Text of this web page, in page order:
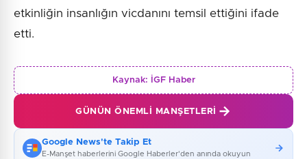
etkinliğin insanlığın vicdanını temsil ettiğini ifade
etti.
Kaynak: İGF Haber
GÜNÜN ÖNEMLI MANŞETLERI
Google News'te Takip Et
E-Manşet haberlerini Google Haberler'den anında okuyun